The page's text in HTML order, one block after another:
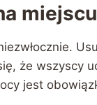
że wszyscy
jest